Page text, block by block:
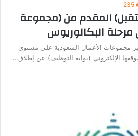
235
المقدم من (مجموعة
مرحلة البكالوريوس
مجموعات الأعمال السعودية على مستوى
الإلكتروني (بوابة التوظيف) عن إطلاق…